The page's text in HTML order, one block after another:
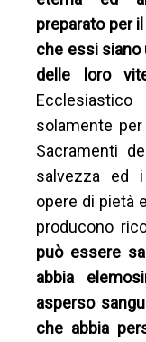
preparato per
che essi siano
delle loro
solamente
Sacramenti
salvezza ed
opere di pietà
producono
può essere
abbia
asperso
che abbia